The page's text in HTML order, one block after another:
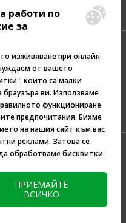
работи по
за
изживяване при онлайн
от вашето
които са малки
браузъра ви. Използваме
функциониране
предпочитания. Бихме
на нашия сайт към вас
реклами. Затова се
обработваме бисквитки.
ПРИЕМАЙТЕ
ВСИЧКО